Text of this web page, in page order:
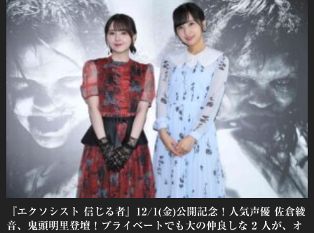
『エクソシスト 信じる者』12/1(金)公開記念！人気声優 佐倉綾
音、鬼頭明里登壇！プライベートでも大の仲良しな 2 人が、オ